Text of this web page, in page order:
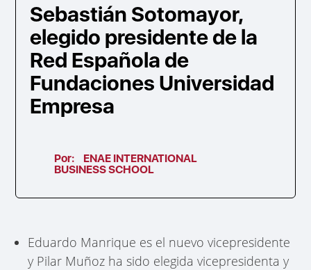
Sebastián Sotomayor,
elegido presidente de la
Red Española de
Fundaciones Universidad
Empresa
Por:
ENAE INTERNATIONAL
BUSINESS SCHOOL
Eduardo Manrique es el nuevo vicepresidente
y Pilar Muñoz ha sido elegida vicepresidenta y